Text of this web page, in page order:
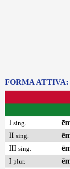
FORMA ATTIVA:
I sing.
II sing.
III sing.
I plur.